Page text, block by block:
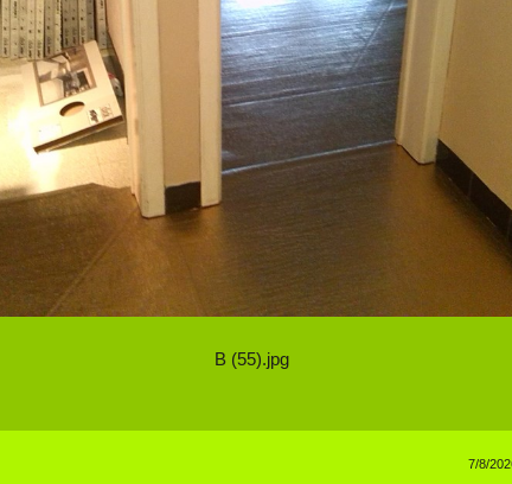
B (55).jpg
7/8/